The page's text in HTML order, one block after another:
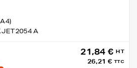
A
21,84 € HT
26,21 € TTC